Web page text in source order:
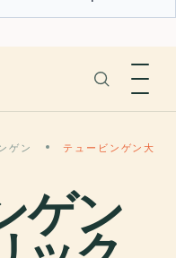
ゲン
テュービンゲン大
ゲン